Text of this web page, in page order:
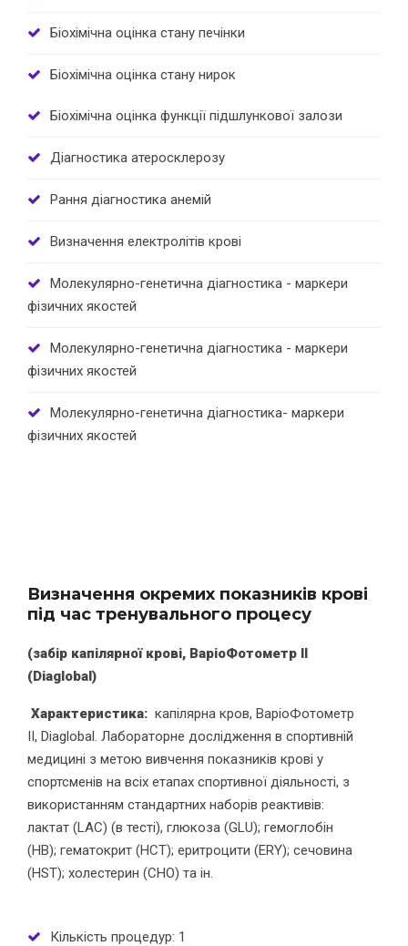
Біохімічна оцінка стану печінки
Біохімічна оцінка стану нирок
Біохімічна оцінка функції підшлункової залози
Діагностика атеросклерозу
Рання діагностика анемій
Визначення електролітів крові
Молекулярно-генетична діагностика - маркери
фізичних якостей
Молекулярно-генетична діагностика - маркери
фізичних якостей
Молекулярно-генетична діагностика- маркери
фізичних якостей
Визначення окремих показників крові
під час тренувального процесу
(забір капілярної крові, ВаріоФотометр ІІ
(Diaglobal)
Характеристика: капілярна кров, ВаріоФотометр
ІІ, Diaglobal. Лабораторне дослідження в спортивній
медицині з метою вивчення показників крові у
спортсменів на всіх етапах спортивної діяльності, з
використанням стандартних наборів реактивів:
лактат (LAC) (в тесті), глюкоза (GLU); гемоглобін
(HB); гематокрит (HCT); еритроцити (ERY); сечовина
(HST); холестерин (CHO) та ін.
Кількість процедур: 1